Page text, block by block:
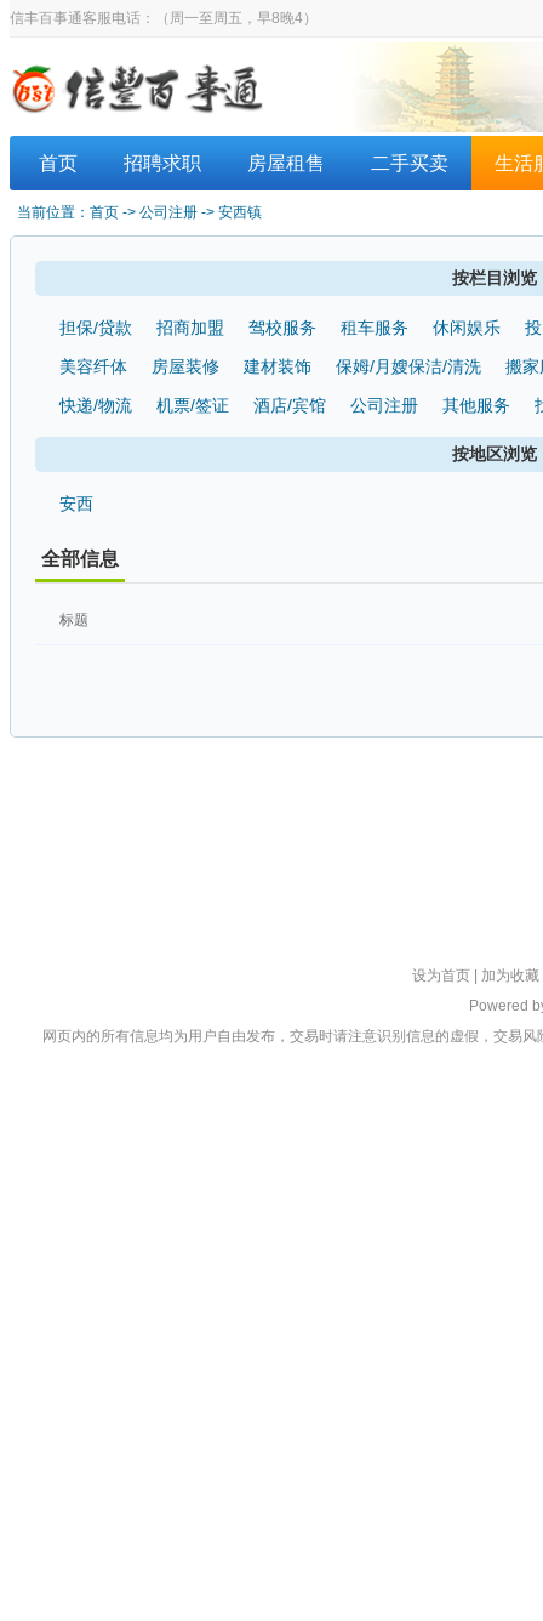
信丰百事通客服电话： （周一至周五，早8晚4）
首页 招聘求职 房屋租售 二手买卖 生活
当前位置： 首页 -> 公司注册 -> 安西镇
按栏目浏览
担保/贷款 招商加盟 驾校服务 租车服务 休闲娱乐
美容纤体
房屋装修 建材装饰 保姆/月嫂保洁/清洗
搬家
快递/物流
机票/签证 酒店/宾馆 公司注册 其他服务
按地区浏览
安西
全部信息
标题
设为首页 加为收藏
Powered
网页内的所有信息均为用户自由发布，交易时请注意识别信息的虚假，交易